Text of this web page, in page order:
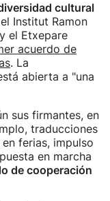
cultural
Institut Ramon
el Etxepare
acuerdo de
. La
abierta a "una
sus firmantes, en
traducciones
ferias, impulso
en marcha
de cooperación